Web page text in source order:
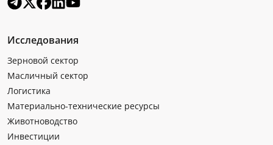
Исследования
Зерновой сектор
Масличный сектор
Логистика
Материально-технические ресурсы
Животноводство
Инвестиции